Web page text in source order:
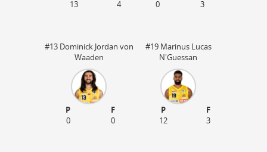
13
4
0
3
#13 Dominick Jordan von
Waaden
P
F
0
0
#19 Marinus Lucas
N'Guessan
P
F
12
3